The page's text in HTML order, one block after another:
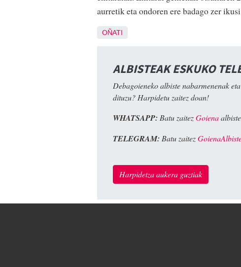
aurretik eta ondoren ere badago zer
OÑATI
ALBISTEAK ESKUKO
Debagoieneko albiste nabarmenenak
dituzu? Harpidetu zaitez doan!
WHATSAPP: Batu zaitezGoiena
TELEGRAM: Batu zaitez
Harpidetza aukera guztiak